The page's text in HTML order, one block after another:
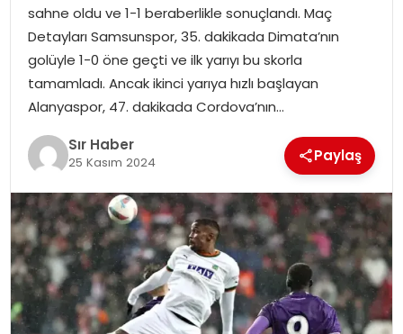
YAŞAM
sahne oldu ve 1-1 beraberlikle sonuçlandı. Maç
Detayları Samsunspor, 35. dakikada Dimata’nın
golüyle 1-0 öne geçti ve ilk yarıyı bu skorla
tamamladı. Ancak ikinci yarıya hızlı başlayan
Alanyaspor, 47. dakikada Cordova’nın…
Sır Haber
25 Kasım 2024 Paylaş